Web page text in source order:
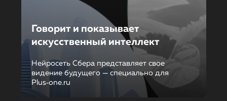
Говорит и показывает
искусственный интеллект
Нейросеть Сбера представляет свое
видение будущего — специально для
Plus‑one.ru